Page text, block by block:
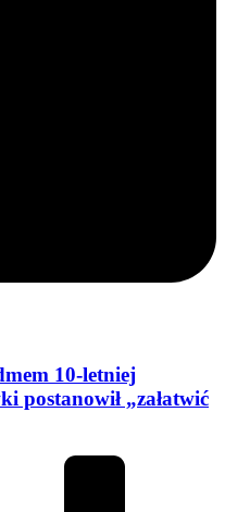
10-letniej
postanowił „załatwić